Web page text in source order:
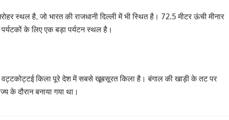
स्थल है, जो भारत की राजधानी दिल्ली में भी स्थित है। 72.5 मीटर ऊंची मीनार
के लिए एक बड़ा पर्यटन स्थल है।
वट्टकोट्टई किला पूरे देश में सबसे खूबसूरत किला है। बंगाल की खाड़ी के तट पर
के दौरान बनाया गया था।